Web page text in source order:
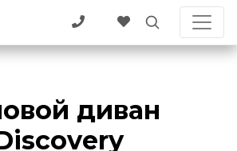
диван